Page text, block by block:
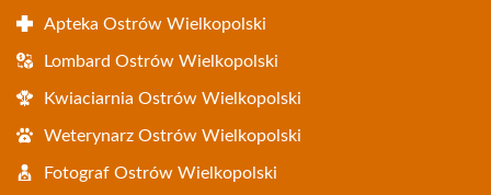
Apteka Ostrów Wielkopolski
Lombard Ostrów Wielkopolski
Kwiaciarnia Ostrów Wielkopolski
Weterynarz Ostrów Wielkopolski
Fotograf Ostrów Wielkopolski